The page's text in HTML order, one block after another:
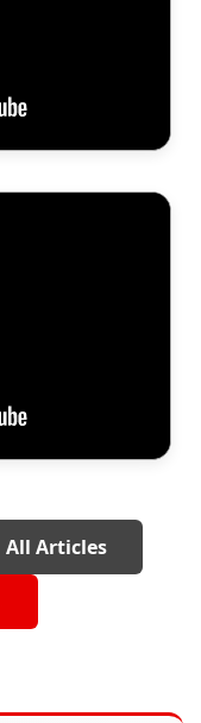
All Articles